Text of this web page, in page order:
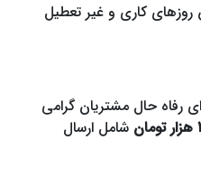
کاری و غیر تعطیل
رفاه حال مشتریان گرامی
شامل ارسال